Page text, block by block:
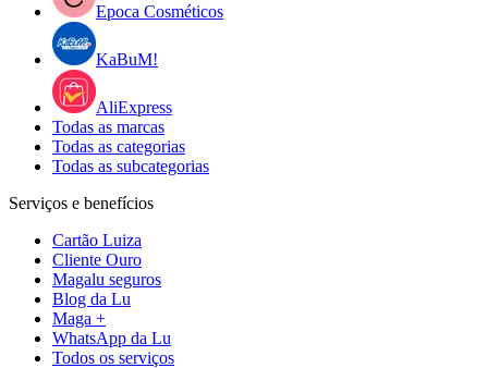
Epoca Cosméticos
KaBuM!
AliExpress
Todas as marcas
Todas as categorias
Todas as subcategorias
Serviços e benefícios
Cartão Luiza
Cliente Ouro
Magalu seguros
Blog da Lu
Maga +
WhatsApp da Lu
Todos os serviços